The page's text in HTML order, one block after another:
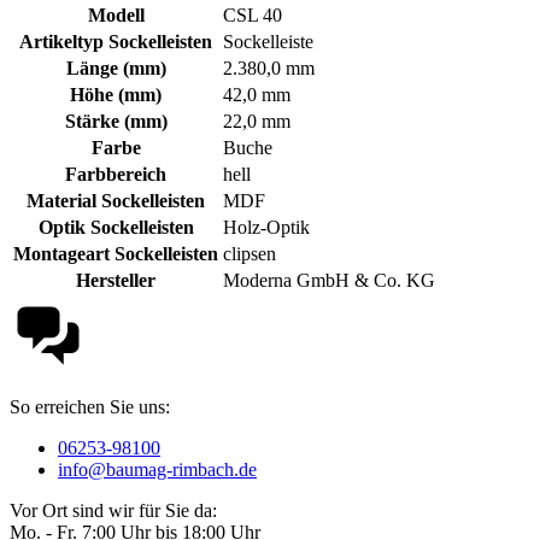
Modell
CSL 40
Artikeltyp Sockelleisten
Sockelleiste
Länge (mm)
2.380,0 mm
Höhe (mm)
42,0 mm
Stärke (mm)
22,0 mm
Farbe
Buche
Farbbereich
hell
Material Sockelleisten
MDF
Optik Sockelleisten
Holz-Optik
Montageart Sockelleisten clipsen
Hersteller
Moderna GmbH & Co. KG
So erreichen Sie uns:
06253-98100
info@baumag-rimbach.de
Vor Ort sind wir für Sie da:
Mo. - Fr. 7:00 Uhr bis 18:00 Uhr